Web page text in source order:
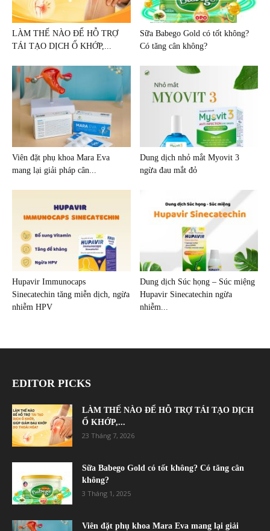
LÀM THẾ NÀO ĐỂ HỖ TRỢ
TÁI TẠO DỊCH Ổ KHỚP,...
Sữa Babego Gold có tốt không?
Có tăng cân không?
Viên đặt phụ khoa Mara Eva
mang lại giải pháp cân...
Dung dịch nhỏ mắt Myovit 3
ngừa đau mắt đỏ
Hupavir Immunocaps
Sinecatechin tăng miễn dịch, ngừa
nhiễm HPV
Dung dịch Súc họng – Súc miệng
Hupavir Sinecatechin ngừa
nhiễm...
EDITOR PICKS
LÀM THẾ NÀO ĐỂ HỖ TRỢ TÁI TẠO DỊCH
Ổ KHỚP,...
23 Tháng 7, 2026
Sữa Babego Gold có tốt không? Có tăng cân
không?
3 Tháng 1, 2025
Viên đặt phụ khoa Mara Eva mang lại giải